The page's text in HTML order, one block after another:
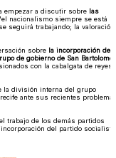
empezar a discutir sobre las
nacionalismo siempre se está
seguirá trabajando; la valoración
sobre la incorporación de
de gobierno de San Bartolomé
con la cabalgata de reyes
la división interna del grupo
ante sus recientes
trabajo de los demás partidos
del partido socialista